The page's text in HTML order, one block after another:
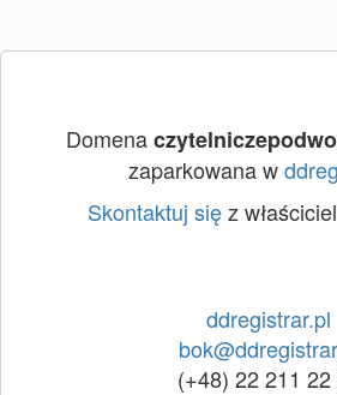
Domena
zaparkowana w
Skontaktuj sięz
ddregistrar.pl
(+48) 22 211 22